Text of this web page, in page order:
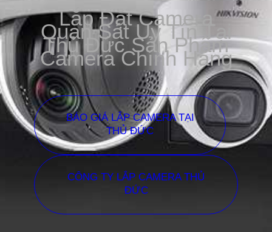
Lắp Đặt Camera
Quan Sát Uy Tín Tại
Thủ Đức Sản Phẩm
Camera Chính Hãng
BÁO GIÁ LẮP CAMERA TẠI
THỦ ĐỨC
CÔNG TY LẮP CAMERA THỦ
ĐỨC